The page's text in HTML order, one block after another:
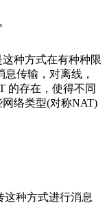
种方式在有种种限
传输，对离线，
的存在，使得不同
络类型(对称NAT)
这种方式进行消息